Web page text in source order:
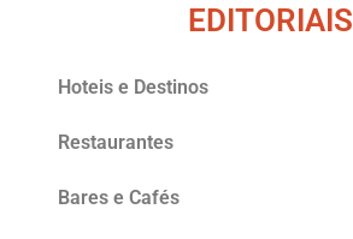
EDITORIAIS
Hoteis e Destinos
Restaurantes
Bares e Cafés